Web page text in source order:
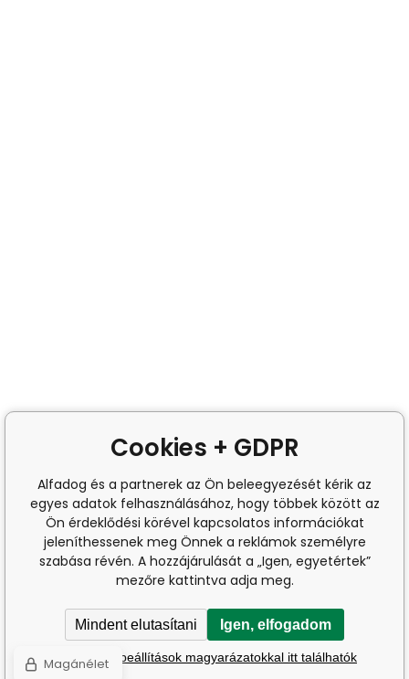
Cookies + GDPR
Alfadog és a partnerek az Ön beleegyezését kérik az
egyes adatok felhasználásához, hogy többek között az
Ön érdeklődési körével kapcsolatos információkat
jeleníthessenek meg Önnek a reklámok személyre
szabása révén. A hozzájárulását a „Igen, egyetértek”
mezőre kattintva adja meg.
Mindent elutasítani Igen, elfogadom
A részletes beállítások magyarázatokkal itt találhatók
Magánélet